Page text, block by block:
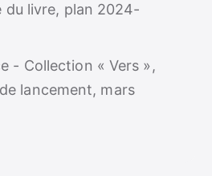
du livre, plan 2024-
- Collection « Vers »,
lancement, mars